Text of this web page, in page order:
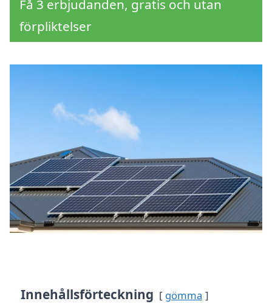
Få 3 erbjudanden, gratis och utan
förpliktelser
Innehållsförteckning gömma